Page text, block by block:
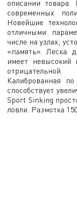
описании товара.
современных
Новейшие
отличными
числе на узлах,
«память». Леска
имеет невысокий
Калиброванная
способствует
Sport Sinking
ловли. Размотка